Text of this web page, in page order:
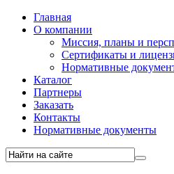
Главная
О компании
Миссия, планы и
Сертификаты и
Нормативные
Каталог
Партнеры
Заказать
Контакты
Нормативные документы